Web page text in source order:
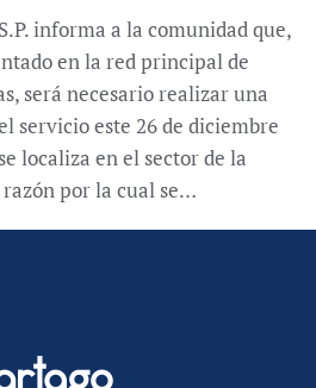
informa a la comunidad que,
en la red principal de
será necesario realizar una
servicio este 26 de diciembre
localiza en el sector de la
por la cual se…